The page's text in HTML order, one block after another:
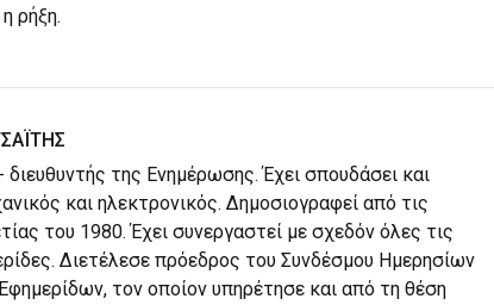
ρήξη.
διευθυντής της Ενημέρωσης. Έχει σπουδάσει και
και ηλεκτρονικός. Δημοσιογραφεί από τις
του 1980. Έχει συνεργαστεί με σχεδόν όλες τις
Διετέλεσε πρόεδρος του Συνδέσμου Ημερησίων
τον οποίον υπηρέτησε και από τη θέση